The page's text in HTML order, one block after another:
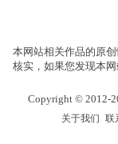
本网站相关作品的原
核实，如果您发现本
Copyright © 2012-
关于我们 联